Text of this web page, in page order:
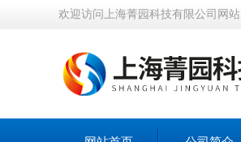
欢迎访问上海菁园科技有限公司网站